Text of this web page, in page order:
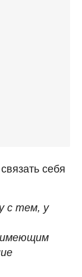
себя
с тем, у
имеющим